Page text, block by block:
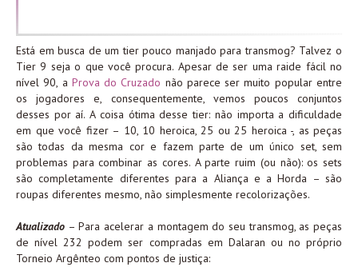
Está em busca de um tier pouco manjado para transmog? Talvez o
Tier 9 seja o que você procura. Apesar de ser uma raide fácil no
nível 90, a Prova do Cruzado não parece ser muito popular entre
os jogadores e, consequentemente, vemos poucos conjuntos
desses por aí. A coisa ótima desse tier: não importa a dificuldade
em que você fizer – 10, 10 heroica, 25 ou 25 heroica -, as peças
são todas da mesma cor e fazem parte de um único set, sem
problemas para combinar as cores. A parte ruim (ou não): os sets
são completamente diferentes para a Aliança e a Horda – são
roupas diferentes mesmo, não simplesmente recolorizações.
Atualizado – Para acelerar a montagem do seu transmog, as peças
de nível 232 podem ser compradas em Dalaran ou no próprio
Torneio Argênteo com pontos de justiça: